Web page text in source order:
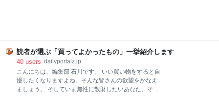
調理するのは、面倒くさい。特に夏は外出するのも調
理するのも暑くて億劫。そんなときでも、手軽に本格
麻婆豆腐が味わえるのがこちらの商品です。 熱湯で約
4〜5分あたためて（電子レンジであたためる場合は
500Wで約2分）、ご飯にかけるだけ。初めて食べたと
きは、正
読者が選ぶ「買ってよかったもの」一挙紹介します
40 users dailyportalz.jp
こんにちは、編集部 石川です。 いい買い物をすると自
慢したくなりますよね。そんな皆さんの欲望をかなえ
ましょう。 そしていま無性に散財したいあなた、そん